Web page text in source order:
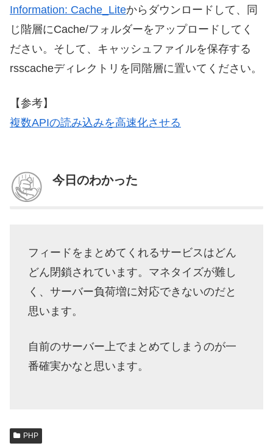
Information: Cache_Liteからダウンロードして、同
じ階層にCache/フォルダーをアップロードしてく
ださい。そして、キャッシュファイルを保存する
rsscacheディレクトリを同階層に置いてください。
【参考】
複数APIの読み込みを高速化させる
今日のわかった
フィードをまとめてくれるサービスはどん
どん閉鎖されています。マネタイズが難し
く、サーバー負荷増に対応できないのだと
思います。
自前のサーバー上でまとめてしまうのが一
番確実かなと思います。
PHP